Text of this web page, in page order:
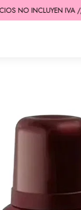
NO INCLUYEN IVA //